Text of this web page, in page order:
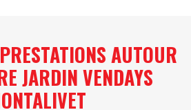
AUTOUR
JARDIN VENDAYS